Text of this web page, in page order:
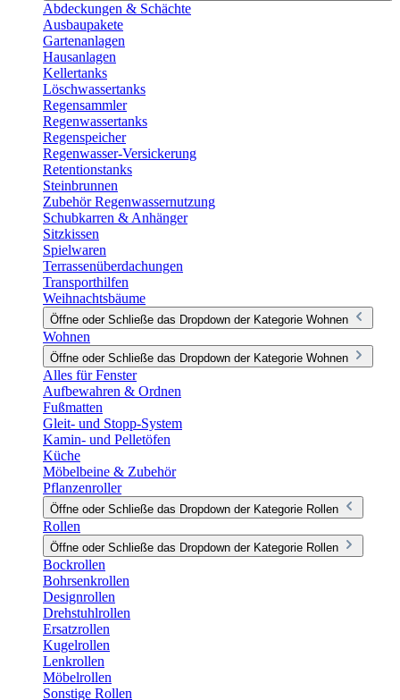
Abdeckungen & Schächte
Ausbaupakete
Gartenanlagen
Hausanlagen
Kellertanks
Löschwassertanks
Regensammler
Regenwassertanks
Regenspeicher
Regenwasser-Versickerung
Retentionstanks
Steinbrunnen
Zubehör Regenwassernutzung
Schubkarren & Anhänger
Sitzkissen
Spielwaren
Terrassenüberdachungen
Transporthilfen
Weihnachtsbäume
Öffne oder Schließe das Dropdown der Kategorie Wohnen
Wohnen
Öffne oder Schließe das Dropdown der Kategorie Wohnen
Alles für Fenster
Aufbewahren & Ordnen
Fußmatten
Gleit- und Stopp-System
Kamin- und Pelletöfen
Küche
Möbelbeine & Zubehör
Pflanzenroller
Öffne oder Schließe das Dropdown der Kategorie Rollen
Rollen
Öffne oder Schließe das Dropdown der Kategorie Rollen
Bockrollen
Bohrsenkrollen
Designrollen
Drehstuhlrollen
Ersatzrollen
Kugelrollen
Lenkrollen
Möbelrollen
Sonstige Rollen